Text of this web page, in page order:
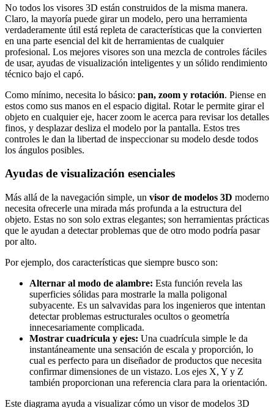
No todos los visores 3D están construidos de la misma manera.
Claro, la mayoría puede girar un modelo, pero una herramienta
verdaderamente útil está repleta de características que la convierten
en una parte esencial del kit de herramientas de cualquier
profesional. Los mejores visores son una mezcla de controles fáciles
de usar, ayudas de visualización inteligentes y un sólido rendimiento
técnico bajo el capó.
Como mínimo, necesita lo básico: pan, zoom y rotación. Piense en
estos como sus manos en el espacio digital. Rotar le permite girar el
objeto en cualquier eje, hacer zoom le acerca para revisar los detalles
finos, y desplazar desliza el modelo por la pantalla. Estos tres
controles le dan la libertad de inspeccionar su modelo desde todos
los ángulos posibles.
Ayudas de visualización esenciales
Más allá de la navegación simple, un visor de modelos 3D moderno
necesita ofrecerle una mirada más profunda a la estructura del
objeto. Estas no son solo extras elegantes; son herramientas prácticas
que le ayudan a detectar problemas que de otro modo podría pasar
por alto.
Por ejemplo, dos características que siempre busco son:
Alternar al modo de alambre: Esta función revela las
superficies sólidas para mostrarle la malla poligonal
subyacente. Es un salvavidas para los ingenieros que intentan
detectar problemas estructurales ocultos o geometría
innecesariamente complicada.
Mostrar cuadrícula y ejes: Una cuadrícula simple le da
instantáneamente una sensación de escala y proporción, lo
cual es perfecto para un diseñador de productos que necesita
confirmar dimensiones de un vistazo. Los ejes X, Y y Z
también proporcionan una referencia clara para la orientación.
Este diagrama ayuda a visualizar cómo un visor de modelos 3D